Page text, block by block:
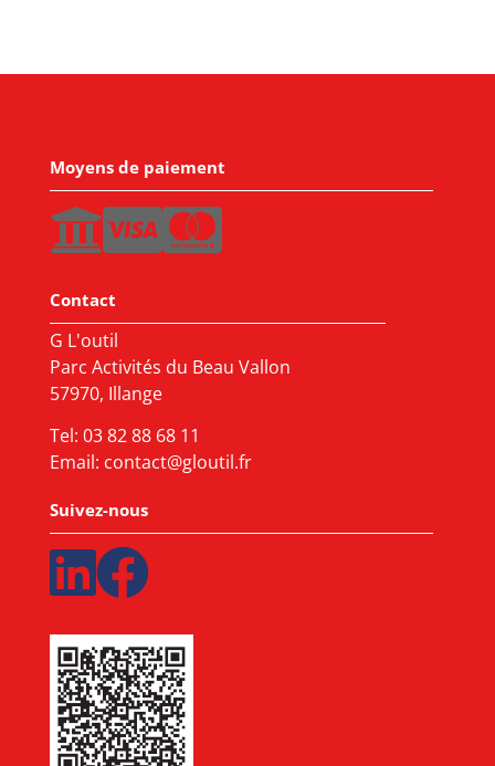
Moyens de paiement
Contact
G L'outil
Parc Activités du Beau Vallon
57970, Illange
Tel: 03 82 88 68 11
Email: contact@gloutil.fr
Suivez-nous